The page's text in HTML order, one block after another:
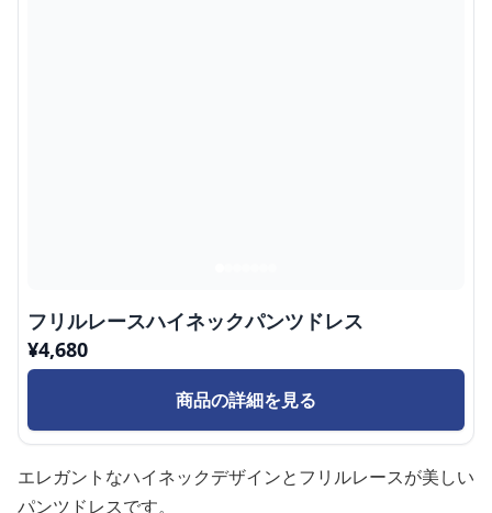
フリルレースハイネックパンツドレス
¥4,680
商品の詳細を見る
エレガントなハイネックデザインとフリルレースが美しい
パンツドレスです。